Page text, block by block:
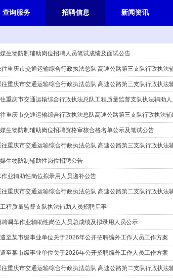
查询服务 招聘信息 新闻资讯
生物防制辅助岗位招聘人员笔试成绩及面试公告
重庆市交通运输综合行政执法总队 高速公路第三支队行政执法
重庆市交通运输综合行政执法总队工程质量监督支队执法辅助
重庆市交通运输综合行政执法总队高速公路第三支队行政执法
生物防制辅助岗位招聘资格审核合格名单公示及笔试公告
重庆市交通运输综合行政执法总队 高速公路第三支队行政执法
生物防制辅助性岗位招聘公告
业辅助性岗位拟录用人员递补公告
程质量监督支队执法辅助人员招聘启事
调车作业辅助性岗位人员总成绩及拟录用人员公示
至某市级事业单位关于2026年公开招聘编外工作人员工作方案
至某市级事业单位关于2026年公开招聘编外工作人员工作方案